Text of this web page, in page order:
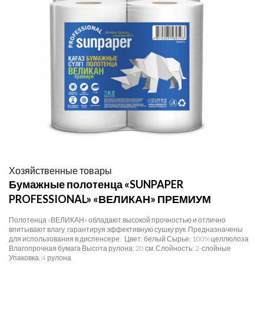
Хозяйственные товары
Бумажные полотенца «SUNPAPER
PROFESSIONAL» «ВЕЛИКАН» ПРЕМИУМ
Полотенца «ВЕЛИКАН» обладают высокой прочностью и отлично
впитывают влагу, гарантируя эффективную сушку рук. Предназначены
для использования в диспенсере. Цвет: белый Сырье: 100% целлюлоза
Влагопрочная бумага Высота рулона: 20 см. Слойность: 2-слойные
Упаковка: 4 рулона